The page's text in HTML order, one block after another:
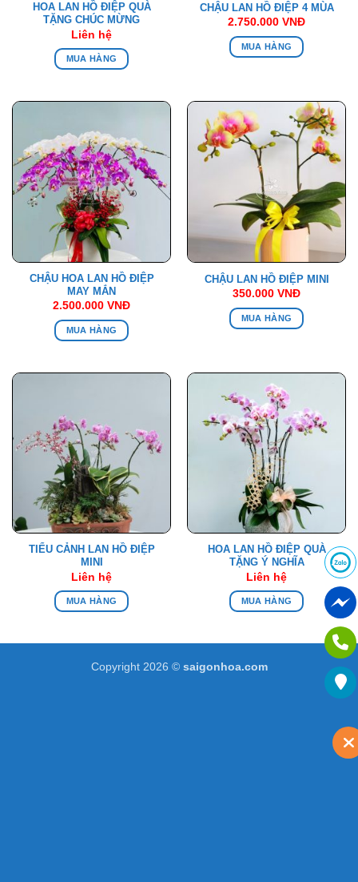
HOA LAN HỒ ĐIỆP QUÀ
TẶNG CHÚC MỪNG
Liên hệ
MUA HÀNG
CHẬU LAN HỒ ĐIỆP 4 MÙA
2.750.000 VNĐ
MUA HÀNG
CHẬU HOA LAN HỒ ĐIỆP
MAY MẮN
2.500.000 VNĐ
MUA HÀNG
CHẬU LAN HỒ ĐIỆP MINI
350.000 VNĐ
MUA HÀNG
TIỂU CẢNH LAN HỒ ĐIỆP
MINI
Liên hệ
MUA HÀNG
HOA LAN HỒ ĐIỆP QUÀ
TẶNG Ý NGHĨA
Liên hệ
MUA HÀNG
Copyright 2026 © saigonhoa.com